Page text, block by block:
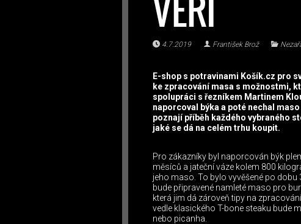
VĚŘÍ
4.7.2019 František Brož
E-shop s potravinami Košík.cz pro
ke zpracování masa s možnostmi,
spolupráci s řezníkem Martinem
naporcoval býka a poté nechal
poznají příběh každého vybraného
jaké se dá na celém trhu koupit.
Pro zákazníky byl naporcován býk
měsíců a jateční váze kolem 800
jeho maso. To bylo vyvěšené po dobu
bude připravené namleté maso pro
která jim dá zároveň tipy na
vedle klasického T-bone steaku bude
nebo picanha.